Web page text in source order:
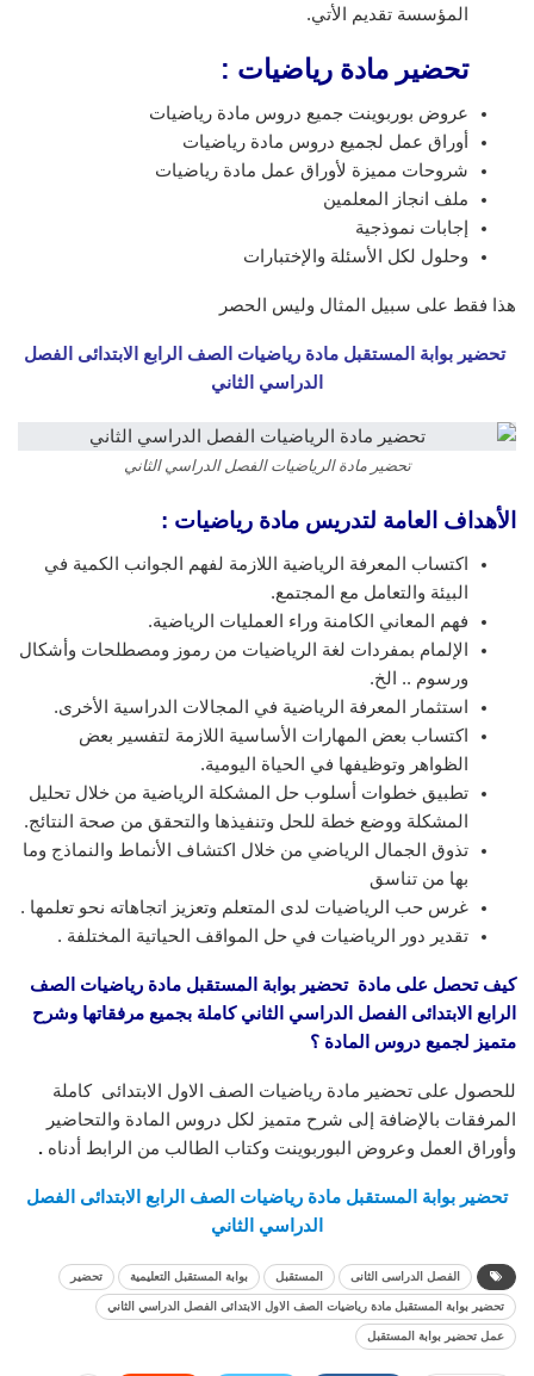
المؤسسة تقديم الأتي.
تحضير مادة رياضيات :
عروض بوربوينت جميع دروس مادة رياضيات
أوراق عمل لجميع دروس مادة رياضيات
شروحات مميزة لأوراق عمل مادة رياضيات
ملف انجاز المعلمين
إجابات نموذجية
وحلول لكل الأسئلة والإختبارات
هذا فقط على سبيل المثال وليس الحصر
تحضير بوابة المستقبل مادة رياضيات الصف الرابع الابتدائى الفصل
الدراسي الثاني
تحضير مادة الرياضيات الفصل الدراسي الثاني
الأهداف العامة لتدريس مادة رياضيات :
اكتساب المعرفة الرياضية اللازمة لفهم الجوانب الكمية في
البيئة والتعامل مع المجتمع.
فهم المعاني الكامنة وراء العمليات الرياضية.
الإلمام بمفردات لغة الرياضيات من رموز ومصطلحات وأشكال
ورسوم .. الخ.
استثمار المعرفة الرياضية في المجالات الدراسية الأخرى.
اكتساب بعض المهارات الأساسية اللازمة لتفسير بعض
الظواهر وتوظيفها في الحياة اليومية.
تطبيق خطوات أسلوب حل المشكلة الرياضية من خلال تحليل
المشكلة ووضع خطة للحل وتنفيذها والتحقق من صحة النتائج.
تذوق الجمال الرياضي من خلال اكتشاف الأنماط والنماذج وما
بها من تناسق
غرس حب الرياضيات لدى المتعلم وتعزيز اتجاهاته نحو تعلمها .
تقدير دور الرياضيات في حل المواقف الحياتية المختلفة .
كيف تحصل على مادة تحضير بوابة المستقبل مادة رياضيات الصف
الرابع الابتدائى الفصل الدراسي الثانيكاملة بجميع مرفقاتها وشرح
متميز لجميع دروس المادة ؟
للحصول على تحضير مادة رياضيات الصف الاول الابتدائى كاملة
المرفقات بالإضافة إلى شرح متميز لكل دروس المادة والتحاضير
وأوراق العمل وعروض البوربوينت وكتاب الطالب من الرابط أدناه .
تحضير بوابة المستقبل مادة رياضيات الصف الرابع الابتدائى الفصل
الدراسي الثاني
الفصل الدراسى الثانى المستقبل بوابة المستقبل التعليمية تحضير
تحضير بوابة المستقبل مادة رياضيات الصف الاول الابتدائى الفصل الدراسي الثاني
عمل تحضير بوابة المستقبل